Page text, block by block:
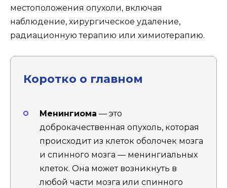
местоположения опухоли, включая
наблюдение, хирургическое удаление,
радиационную терапию или химиотерапию.
Коротко о главном
Менингиома — это
доброкачественная опухоль, которая
происходит из клеток оболочек мозга
и спинного мозга — менингиальных
клеток. Она может возникнуть в
любой части мозга или спинного